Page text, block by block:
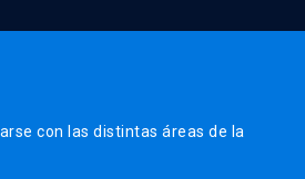
con las distintas áreas de la